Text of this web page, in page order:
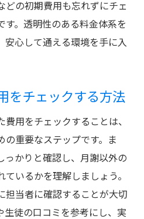
どの初期費用も忘れずにチェ
す。透明性のある料金体系を
安心して通える環境を手に入
をチェックする方法
用をチェックすることは、
の重要なステップです。ま
っかりと確認し、月謝以外の
いるかを理解しましょう。
担当者に確認することが大切
生徒の口コミを参考にし、実